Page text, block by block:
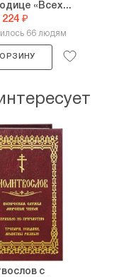
«Всех...
224 ₽
66 людям
с